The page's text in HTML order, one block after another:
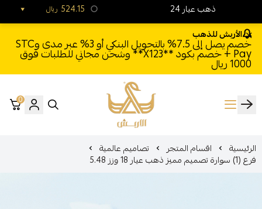
الأربش للذهب
خصم يصل إلى 7.5% بالتحويل البنكي أو 3% عبر مدى وSTC
Pay + خصم بكود **X123** وشحن مجاني للطلبات فوق
1000 ريال
الأربش للذهب
0
الرئيسية اقسام المتجر تصاميم عالمية
فرع (1) سوارة تصميم مميز ذهب عيار 18 وزز 5.48
24 ذهب عيار ريال 524.15